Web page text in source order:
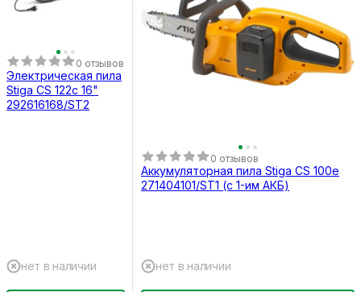
0 отзывов
Электрическая пила
Stiga CS 122c 16"
292616168/ST2
нет в наличии
0 отзывов
Аккумуляторная пила Stiga CS 100e
271404101/ST1 (с 1-им АКБ)
нет в наличии